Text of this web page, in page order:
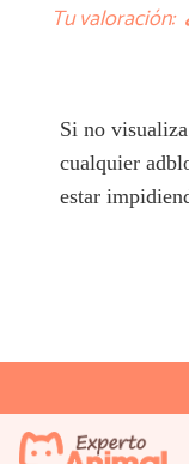
Tu valoración:
Si no
cualquier
estar